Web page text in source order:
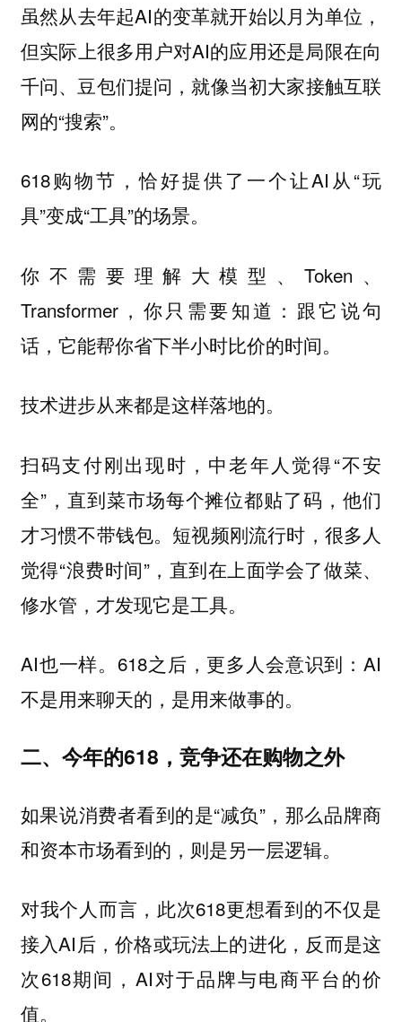
虽然从去年起AI的变革就开始以月为单位，
但实际上很多用户对AI的应用还是局限在向
千问、豆包们提问，就像当初大家接触互联
网的“搜索”。
618购物节，恰好提供了一个让AI从“玩
具”变成“工具”的场景。
你不需要理解大模型、Token、
Transformer，你只需要知道：跟它说句
话，它能帮你省下半小时比价的时间。
技术进步从来都是这样落地的。
扫码支付刚出现时，中老年人觉得“不安
全”，直到菜市场每个摊位都贴了码，他们
才习惯不带钱包。短视频刚流行时，很多人
觉得“浪费时间”，直到在上面学会了做菜、
修水管，才发现它是工具。
AI也一样。618之后，更多人会意识到：AI
不是用来聊天的，是用来做事的。
二、今年的618，竞争还在购物之外
如果说消费者看到的是“减负”，那么品牌商
和资本市场看到的，则是另一层逻辑。
对我个人而言，此次618更想看到的不仅是
接入AI后，价格或玩法上的进化，反而是这
次618期间，AI对于品牌与电商平台的价
值。